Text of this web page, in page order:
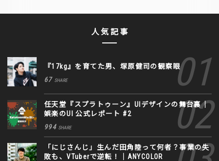
人気記事
『17kg』を育てた男、塚原健司の観察眼
67 SHARE
任天堂『スプラトゥーン』UIデザインの舞台裏｜
娯楽のUI 公式レポート #2
994 SHARE
「にじさんじ」生んだ田角陸って何者？事業の失
敗も、VTuberで逆転！｜ANYCOLOR